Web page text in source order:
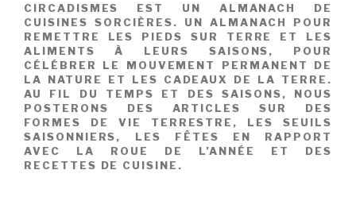
CIRCADISMES EST UN ALMANACH DE
CUISINES SORCIÈRES. UN ALMANACH POUR
REMETTRE LES PIEDS SUR TERRE ET LES
ALIMENTS À LEURS SAISONS, POUR
CÉLÉBRER LE MOUVEMENT PERMANENT DE
LA NATURE ET LES CADEAUX DE LA TERRE.
AU FIL DU TEMPS ET DES SAISONS, NOUS
POSTERONS DES ARTICLES SUR DES
FORMES DE VIE TERRESTRE, LES SEUILS
SAISONNIERS, LES FÊTES EN RAPPORT
AVEC LA ROUE DE L’ANNÉE ET DES
RECETTES DE CUISINE.